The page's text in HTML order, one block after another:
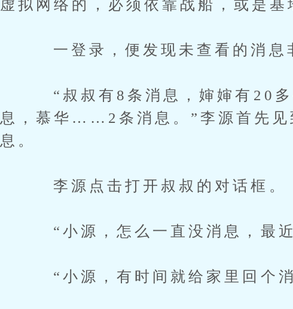
虚拟网络的，必须依靠战船，或是基
一登录，便发现未查看的消息
“叔叔有8条消息，婶婶有20多
息，慕华……2条消息。”李源首先见
息。
李源点击打开叔叔的对话框。
“小源，怎么一直没消息，最
“小源，有时间就给家里回个